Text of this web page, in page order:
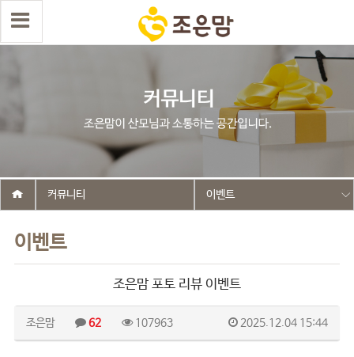
이벤트
커뮤니티 이벤트
조은맘 포토 리뷰 이벤트
조은맘 62 107963 2025.12.04 15:44